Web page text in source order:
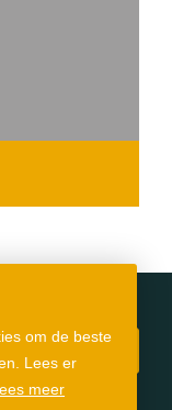
om de beste
Lees er
meer